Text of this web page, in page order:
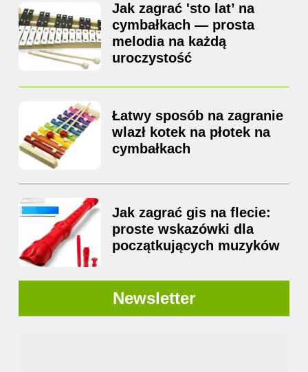
Jak zagrać 'sto lat’ na
cymbałkach — prosta
melodia na każdą
uroczystość
Łatwy sposób na zagranie
wlazł kotek na płotek na
cymbałkach
Jak zagrać gis na flecie:
proste wskazówki dla
początkujących muzyków
Newsletter